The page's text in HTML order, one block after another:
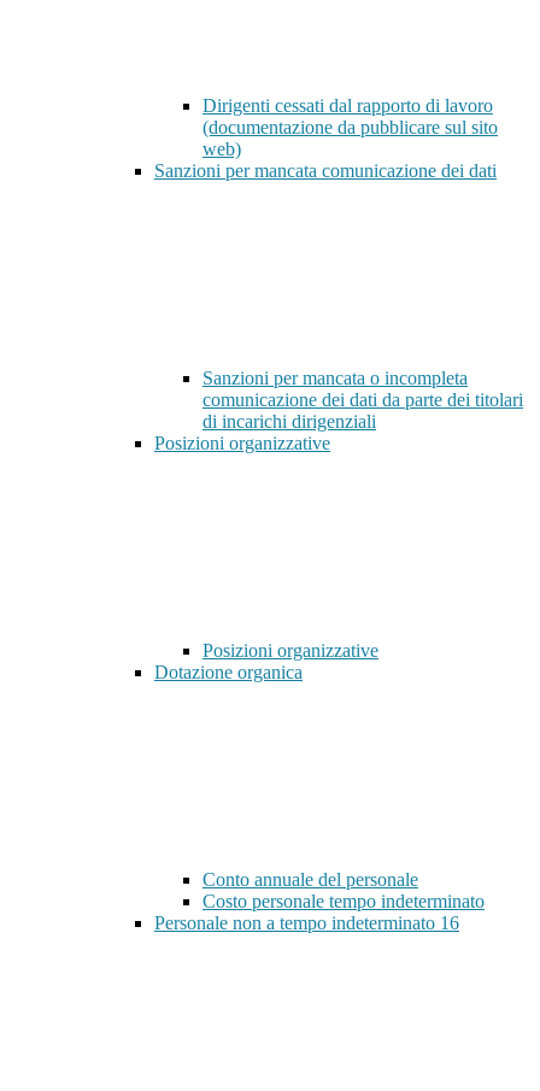
Dirigenti cessati dal rapporto di lavoro
(documentazione da pubblicare sul sito
web)
Sanzioni per mancata comunicazione dei dati
Sanzioni per mancata o incompleta
comunicazione dei dati da parte dei titolari
di incarichi dirigenziali
Posizioni organizzative
Posizioni organizzative
Dotazione organica
Conto annuale del personale
Costo personale tempo indeterminato
Personale non a tempo indeterminato 16